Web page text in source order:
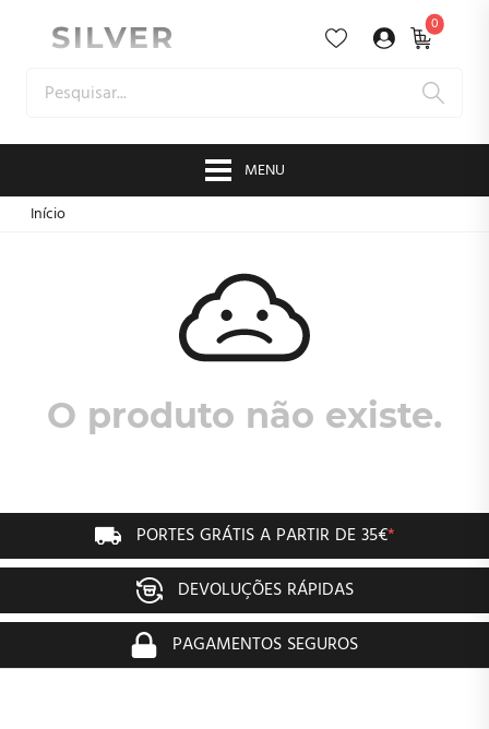
0
MENU
Início
O produto não existe.
PORTES GRÁTIS A PARTIR DE 35€*
DEVOLUÇÕES RÁPIDAS
PAGAMENTOS SEGUROS